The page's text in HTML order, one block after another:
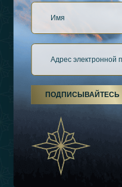
ПОДПИСЫВАЙТЕСЬ